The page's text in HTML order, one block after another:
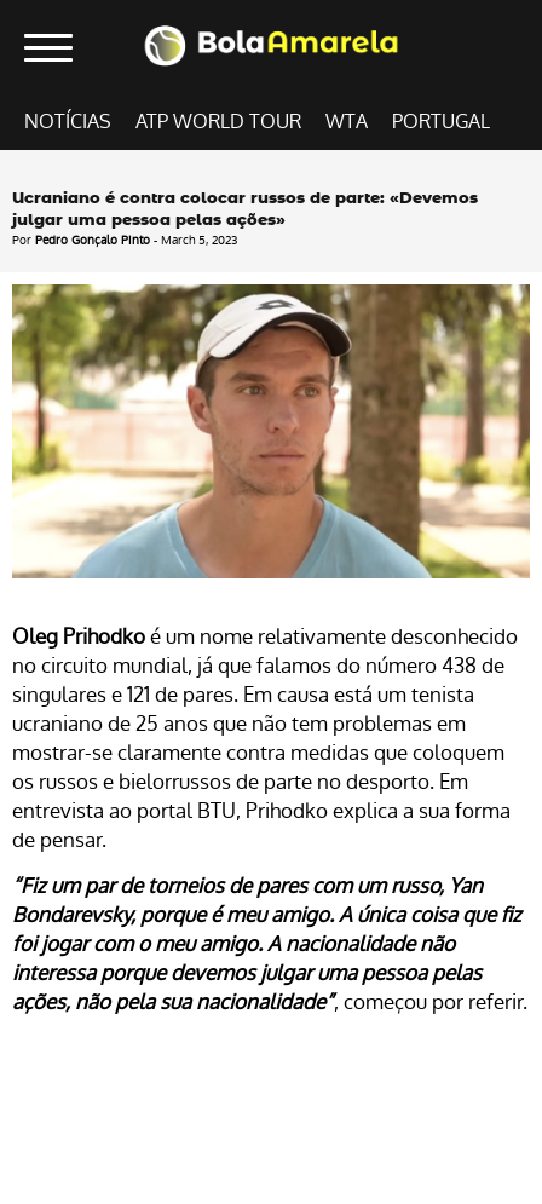
NOTÍCIAS ATP WORLD TOUR WTA PORTUGAL
Ucraniano é contra colocar russos de parte: «Devemos
julgar uma pessoa pelas ações»
Por Pedro Gonçalo Pinto - March 5, 2023
Oleg Prihodkoé um nome relativamente desconhecido
no circuito mundial, já que falamos do número 438 de
singulares e 121 de pares. Em causa está um tenista
ucraniano de 25 anos que não tem problemas em
mostrar-se claramente contra medidas que coloquem
os russos e bielorrussos de parte no desporto. Em
entrevista ao portal BTU, Prihodko explica a sua forma
de pensar.
“Fiz um par de torneios de pares com um russo, Yan
Bondarevsky, porque é meu amigo. A única coisa que fiz
foi jogar com o meu amigo. A nacionalidade não
interessa porque devemos julgar uma pessoa pelas
ações, não pela sua nacionalidade”, começou por referir.